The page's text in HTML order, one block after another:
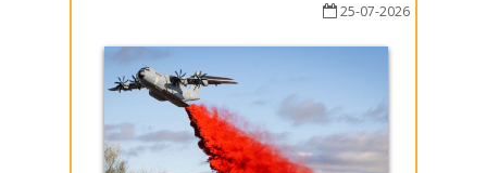
25-07-2026